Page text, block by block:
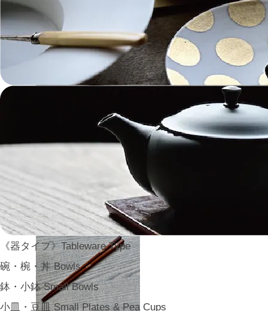
《器タイプ》Tableware Type
碗・椀・丼 Bowls
鉢・小鉢 Small Bowls
小皿・豆皿 Small Plates & Pea Cups